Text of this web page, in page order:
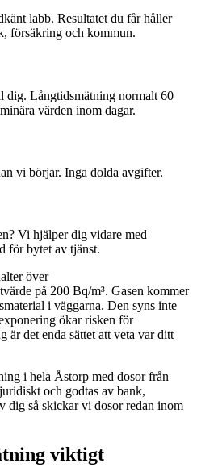
labb. Resultatet du får håller
försäkring och kommun.
dig. Långtidsmätning normalt 60
värden inom dagar.
vi börjar. Inga dolda avgifter.
Vi hjälper dig vidare med
för bytet av tjänst.
över
på 200 Bq/m³. Gasen kommer
i väggarna. Den syns inte
ökar risken för
är det enda sättet att veta var ditt
i hela Åstorp med dosor från
och godtas av bank,
dig så skickar vi dosor redan inom
viktigt